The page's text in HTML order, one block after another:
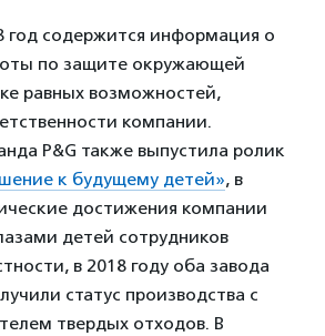
год содержится информация о
по защите окружающей
равных возможностей,
компании.
P&G также выпустила ролик
к будущему детей», в
достижения компании
детей сотрудников
в 2018 году оба завода
статус производства с
твердых отходов. В